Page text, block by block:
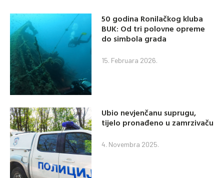
50 godina Ronilačkog kluba
BUK: Od tri polovne opreme
do simbola grada
15. Februara 2026.
Ubio nevjenčanu suprugu,
tijelo pronađeno u zamrzivaču
4. Novembra 2025.